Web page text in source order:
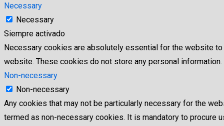
Necessary
Necessary
Siempre activado
Necessary cookies are absolutely essential for the website
website. These cookies do not store any personal information.
Non-necessary
Non-necessary
Any cookies that may not be particularly necessary for the
termed as non-necessary cookies. It is mandatory to procure